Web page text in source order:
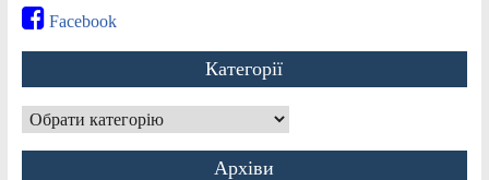
Facebook
Категорії
Категорії
Архіви